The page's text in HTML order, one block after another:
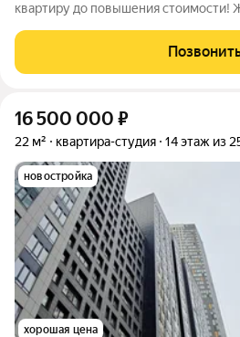
квартиру до повышения стоимости!
площадью 28.6 кв.м. на 26-м этаже 46
Предчистовая отделка. - Линейная
16 500 000 ₽
22 м² квартира-студия 14 этаж из
новостройка
хорошая цена